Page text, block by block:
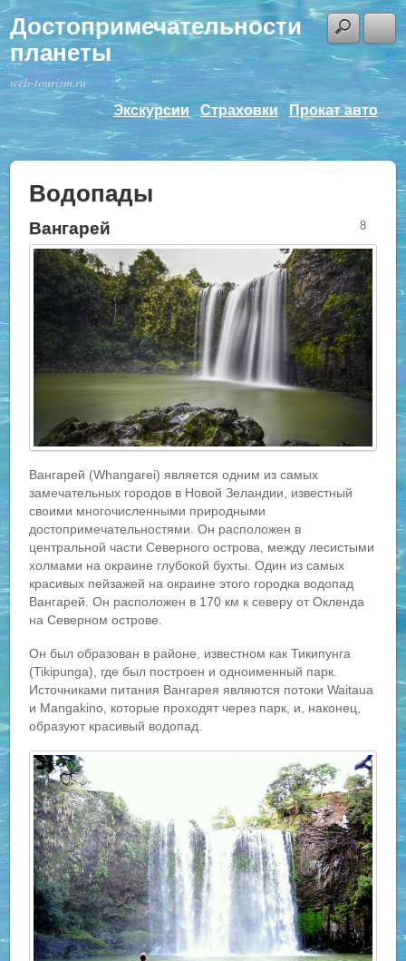
Достопримечательности
планеты
web-tourism.ru
Экскурсии Страховки Прокат авто
Водопады
Вангарей
Вангарей (Whangarei) является одним из самых
замечательных городов в Новой Зеландии, известный
своими многочисленными природными
достопримечательностями. Он расположен в
центральной части Северного острова, между лесистыми
холмами на окраине глубокой бухты. Один из самых
красивых пейзажей на окраине этого городка водопад
Вангарей. Он расположен в 170 км к северу от Окленда
на Северном острове.
Он был образован в районе, известном как Тикипунга
(Tikipunga), где был построен и одноименный парк.
Источниками питания Вангарея являются потоки Waitaua
и Mangakino, которые проходят через парк, и, наконец,
образуют красивый водопад.
8